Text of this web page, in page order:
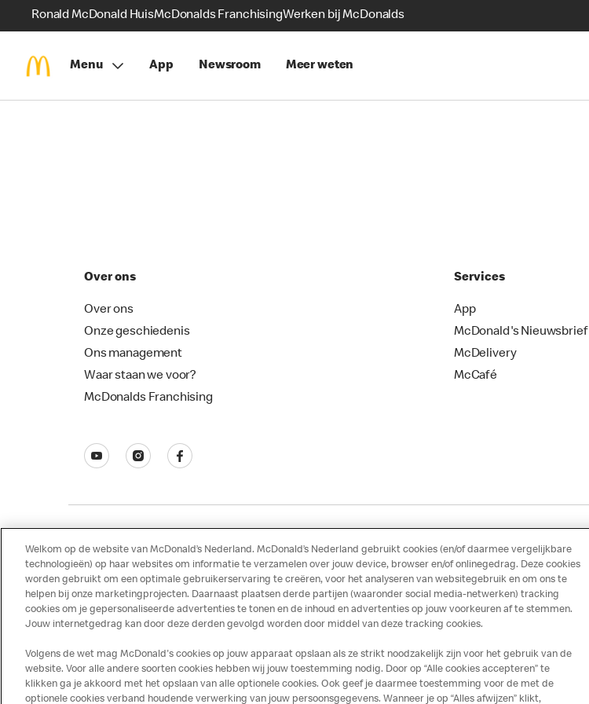
Ronald McDonald HuisMcDonalds FranchisingWerken bij McDonalds
Menu App Newsroom Meer weten
Over ons
Over ons
Onze geschiedenis
Ons management
Waar staan we voor?
McDonalds Franchising
Services
App
McDonald's Nieuwsbrief
McDelivery
McCafé
Disclaimer Privacy Cookies
Welkom op de website van McDonald’s Nederland. McDonald’s Nederland gebruikt cookies (en/of daarmee vergelijkbare
technologieën) op haar websites om informatie te verzamelen over jouw device, browser en/of onlinegedrag. Deze cookies
worden gebruikt om een optimale gebruikerservaring te creëren, voor het analyseren van websitegebruik en om ons te
helpen bij onze marketingprojecten. Daarnaast plaatsen derde partijen (waaronder social media-netwerken) tracking
cookies om je gepersonaliseerde advertenties te tonen en de inhoud en advertenties op jouw voorkeuren af te stemmen.
Jouw internetgedrag kan door deze derden gevolgd worden door middel van deze tracking cookies.
Volgens de wet mag McDonald's cookies op jouw apparaat opslaan als ze strikt noodzakelijk zijn voor het gebruik van de
website. Voor alle andere soorten cookies hebben wij jouw toestemming nodig. Door op “Alle cookies accepteren” te
klikken ga je akkoord met het opslaan van alle optionele cookies. Ook geef je daarmee toestemming voor de met de
optionele cookies verband houdende verwerking van jouw persoonsgegevens. Wanneer je op “Alles afwijzen” klikt,